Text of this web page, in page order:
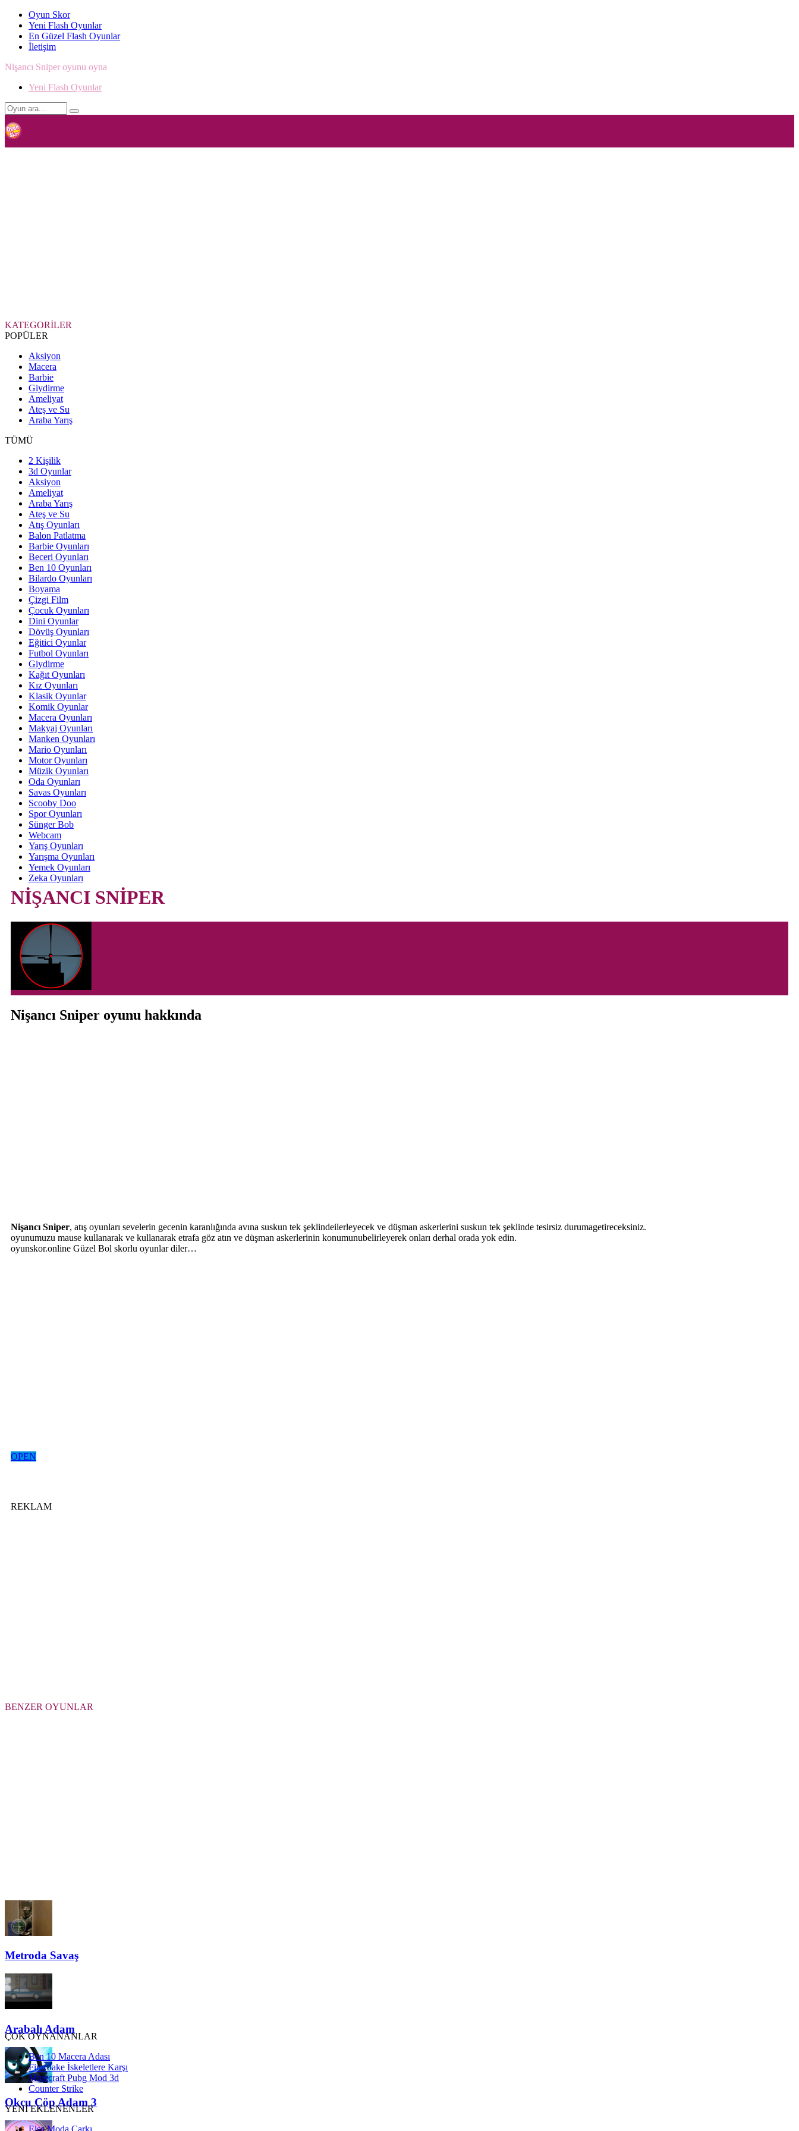
Oyun Skor
Yeni Flash Oyunlar
En Güzel Flash Oyunlar
İletişim
Nişancı Sniper oyunu oyna
Yeni Flash Oyunlar
KATEGORİLER
POPÜLER
Aksiyon
Macera
Barbie
Giydirme
Ameliyat
Ateş ve Su
Araba Yarış
TÜMÜ
2 Kişilik
3d Oyunlar
Aksiyon
Ameliyat
Araba Yarış
Ateş ve Su
Atış Oyunları
Balon Patlatma
Barbie Oyunları
Beceri Oyunları
Ben 10 Oyunları
Bilardo Oyunları
Boyama
Çizgi Film
Çocuk Oyunları
Dini Oyunlar
Dövüş Oyunları
Eğitici Oyunlar
Futbol Oyunları
Giydirme
Kağıt Oyunları
Kız Oyunları
Klasik Oyunlar
Komik Oyunlar
Macera Oyunları
Makyaj Oyunları
Manken Oyunları
Mario Oyunları
Motor Oyunları
Müzik Oyunları
Oda Oyunları
Savas Oyunları
Scooby Doo
Spor Oyunları
Sünger Bob
Webcam
Yarış Oyunları
Yarışma Oyunları
Yemek Oyunları
Zeka Oyunları
NİŞANCI SNİPER
Nişancı Sniper oyunu hakkında
Nişancı Sniper, atış oyunları sevelerin gecenin karanlığında avına suskun tek şeklindeilerleyecek ve düşman askerlerini suskun tek şeklinde tesirsiz durumagetireceksiniz.
oyunumuzu mause kullanarak ve kullanarak etrafa göz atın ve düşman askerlerinin konumunubelirleyerek onları derhal orada yok edin.
oyunskor.online Güzel Bol skorlu oyunlar diler…
OPEN
REKLAM
BENZER OYUNLAR
Metroda Savaş
Arabalı Adam
Okçu Çöp Adam 3
ÇOK OYNANANLAR
Ben 10 Macera Adası
Finn Jake İskeletlere Karşı
Minecraft Pubg Mod 3d
Counter Strike
YENİ EKLENENLER
Elsa Moda Çarkı